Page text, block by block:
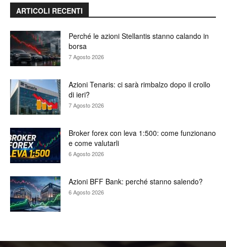
ARTICOLI RECENTI
Perché le azioni Stellantis stanno calando in
borsa
7 Agosto 2026
Azioni Tenaris: ci sarà rimbalzo dopo il crollo
di ieri?
7 Agosto 2026
Broker forex con leva 1:500: come funzionano
e come valutarli
6 Agosto 2026
Azioni BFF Bank: perché stanno salendo?
6 Agosto 2026